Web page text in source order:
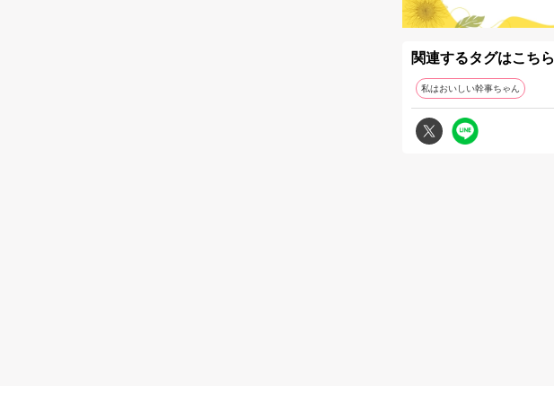
関連するタグはこちら
私はおいしい幹事ちゃん